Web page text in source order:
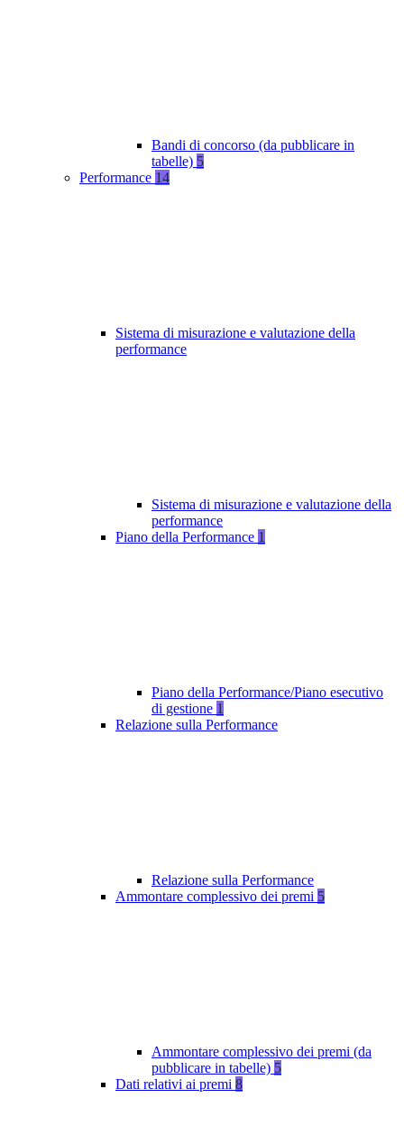
Bandi di concorso (da pubblicare in
tabelle) 5
Performance 14
Sistema di misurazione e valutazione della
performance
Sistema di misurazione e valutazione della
performance
Piano della Performance 1
Piano della Performance/Piano esecutivo
di gestione 1
Relazione sulla Performance
Relazione sulla Performance
Ammontare complessivo dei premi 5
Ammontare complessivo dei premi (da
pubblicare in tabelle) 5
Dati relativi ai premi 8